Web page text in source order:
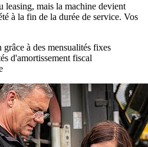
leasing, mais la machine devient
à la fin de la durée de service. Vos
à des mensualités fixes
d'amortissement fiscal